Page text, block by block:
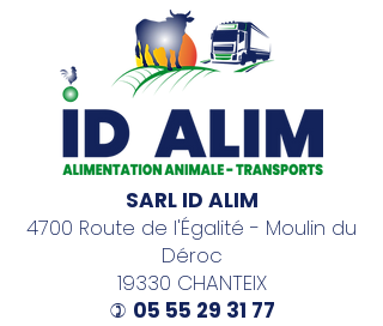
SARL ID ALIM
4700 Route de l'Égalité - Moulin du
Déroc
19330 CHANTEIX
) 05 55 29 31 77